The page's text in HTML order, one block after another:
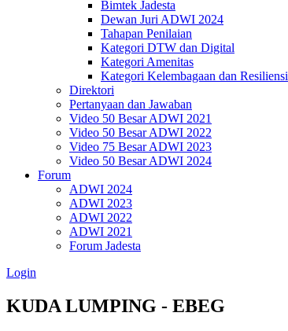
Bimtek Jadesta
Dewan Juri ADWI 2024
Tahapan Penilaian
Kategori DTW dan Digital
Kategori Amenitas
Kategori Kelembagaan dan Resiliensi
Direktori
Pertanyaan dan Jawaban
Video 50 Besar ADWI 2021
Video 50 Besar ADWI 2022
Video 75 Besar ADWI 2023
Video 50 Besar ADWI 2024
Forum
ADWI 2024
ADWI 2023
ADWI 2022
ADWI 2021
Forum Jadesta
Login
KUDA LUMPING - EBEG